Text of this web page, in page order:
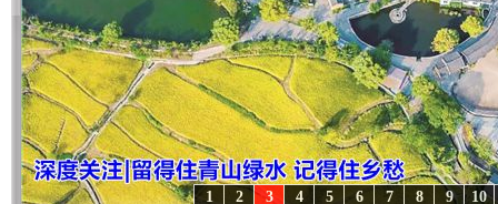
10
9
8
7
6
5
4
3
2
1